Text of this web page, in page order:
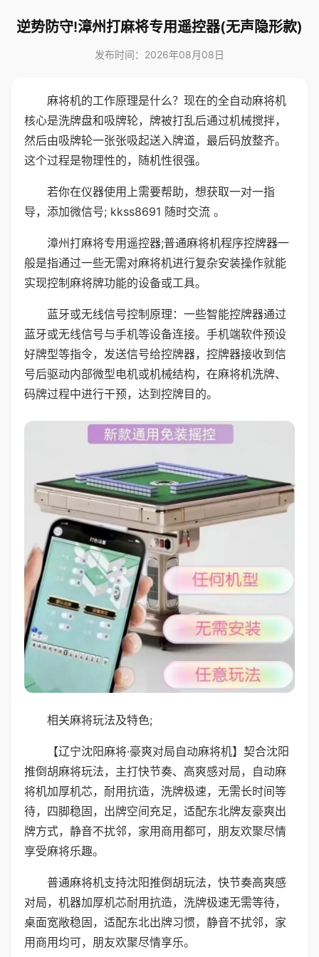
逆势防守!漳州打麻将专用遥控器(无声隐形款)
发布时间：2026年08月08日
麻将机的工作原理是什么？现在的全自动麻将机
核心是洗牌盘和吸牌轮，牌被打乱后通过机械搅拌，
然后由吸牌轮一张张吸起送入牌道，最后码放整齐。
这个过程是物理性的，随机性很强。
若你在仪器使用上需要帮助，想获取一对一指
导，添加微信号; kkss8691 随时交流 。
漳州打麻将专用遥控器;普通麻将机程序控牌器一
般是指通过一些无需对麻将机进行复杂安装操作就能
实现控制麻将牌功能的设备或工具。
蓝牙或无线信号控制原理：一些智能控牌器通过
蓝牙或无线信号与手机等设备连接。手机端软件预设
好牌型等指令，发送信号给控牌器，控牌器接收到信
号后驱动内部微型电机或机械结构，在麻将机洗牌、
码牌过程中进行干预，达到控牌目的。
相关麻将玩法及特色;
【辽宁沈阳麻将·豪爽对局自动麻将机】契合沈阳
推倒胡麻将玩法，主打快节奏、高爽感对局，自动麻
将机加厚机芯，耐用抗造，洗牌极速，无需长时间等
待，四脚稳固，出牌空间充足，适配东北牌友豪爽出
牌方式，静音不扰邻，家用商用都可，朋友欢聚尽情
享受麻将乐趣。
普通麻将机支持沈阳推倒胡玩法，快节奏高爽感
对局，机器加厚机芯耐用抗造，洗牌极速无需等待，
桌面宽敞稳固，适配东北出牌习惯，静音不扰邻，家
用商用均可，朋友欢聚尽情享乐。